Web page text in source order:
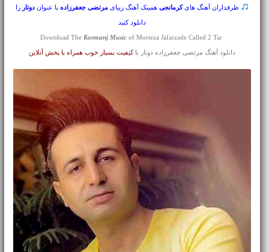
طرفداران آهنگ هایکرمانجیهمینک آهنگ زیبای مرتضی جعفرزادهبا عنوان دوتار را
دانلود کنید
Kormanj Music of Morteza Jafarzade Called 2 Tar
دانلود آهنگ مرتضی جعفرزاده دوتار باکیفیت بسیار خوب همراه با پخش آنلاین